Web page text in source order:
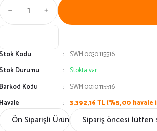
Stok Kodu
SWM.0030.115516
Stok Durumu
Stokta var
Barkod Kodu
SWM.0030.115516
Havale
3.392,16 TL (%5,00 havale
Ön Siparişli Ürün Sipariş öncesi lütfen